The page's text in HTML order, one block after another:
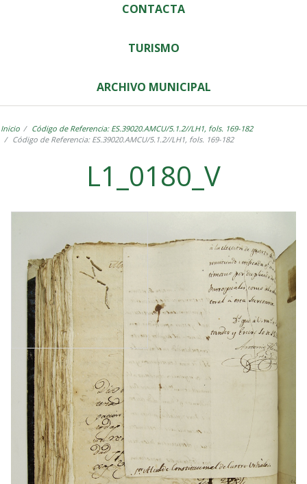
CONTACTA
TURISMO
ARCHIVO MUNICIPAL
Inicio
Código de Referencia: ES.39020.AMCU/5.1.2//LH1, fols. 169-182
Código de Referencia: ES.39020.AMCU/5.1.2//LH1, fols. 169-182
L1_0180_V